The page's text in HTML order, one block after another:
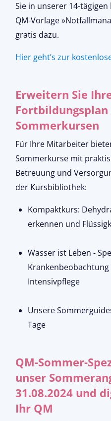
Sie in unserer 14-
QM-Vorlage
gratis dazu.
Hier geht’s zur
Erweitern Sie
Sommerkursen
Für Ihre Mitarbeiter
Sommerkurse mit
Betreuung und
der Kursbibliothek:
Kompaktkurs:
erkennen und
Wasser ist Leben -
Intensivpflege
Unsere
Tage
QM-Sommer-
unser
31.08.2024 und
Ihr QM